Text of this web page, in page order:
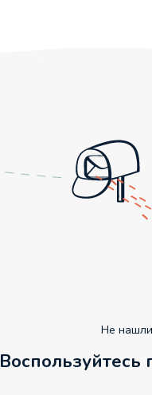
Не нашли
Воспользуйтесь